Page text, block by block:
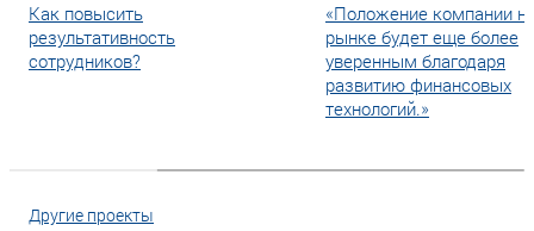
Как повысить
результативность
сотрудников?
«Положение компании
рынке будет еще более
уверенным благодаря
развитию финансовых
технологий.»
Другие проекты